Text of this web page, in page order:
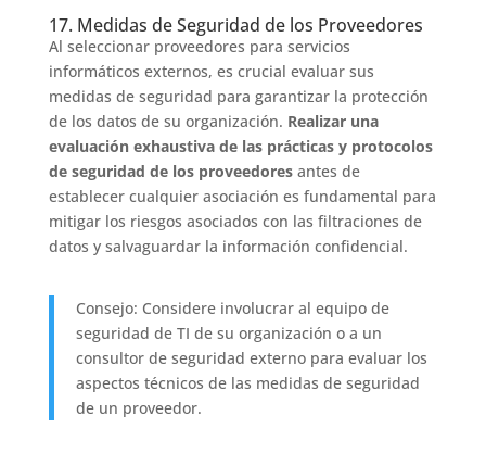
17. Medidas de Seguridad de los Proveedores
Al seleccionar proveedores para servicios
informáticos externos, es crucial evaluar sus
medidas de seguridad para garantizar la protección
de los datos de su organización. Realizar una
evaluación exhaustiva de las prácticas y protocolos
de seguridad de los proveedoresantes de
establecer cualquier asociación es fundamental para
mitigar los riesgos asociados con las filtraciones de
datos y salvaguardar la información confidencial.
Consejo: Considere involucrar al equipo de
seguridad de TI de su organización o a un
consultor de seguridad externo para evaluar los
aspectos técnicos de las medidas de seguridad
de un proveedor.